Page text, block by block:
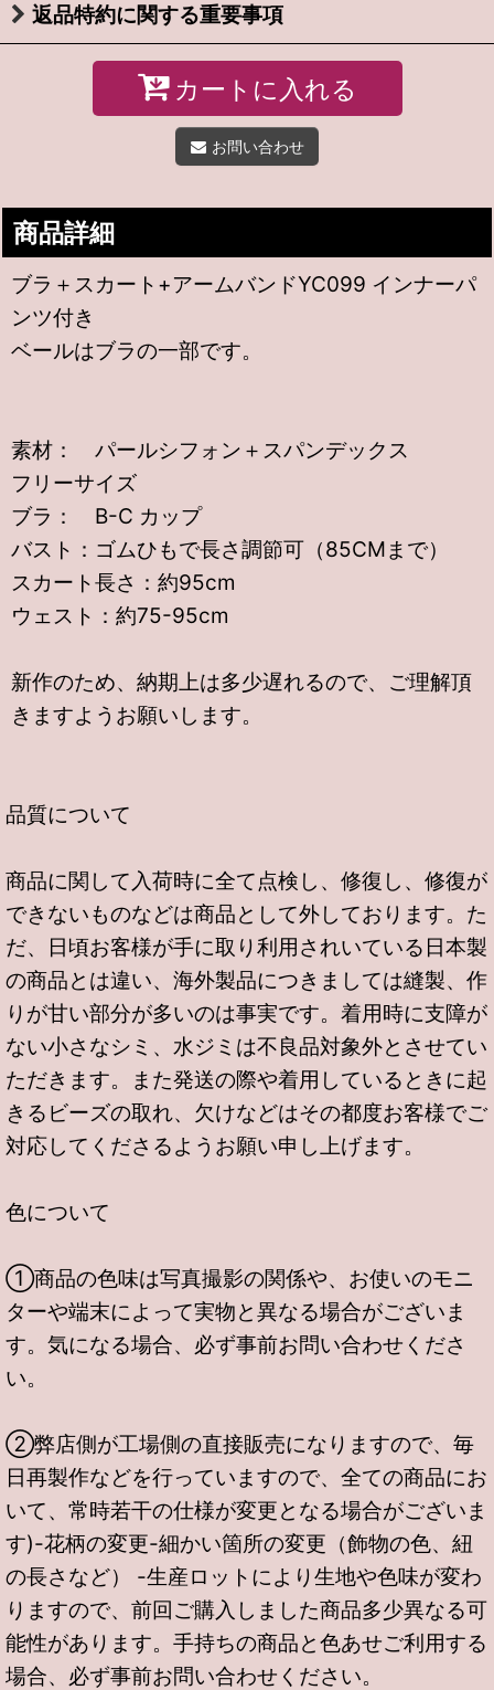
返品特約に関する重要事項
カートに入れる
お問い合わせ
商品詳細
ブラ＋スカート+アームバンドYC099 インナーパ
ンツ付き
ベールはブラの一部です。
素材： パールシフォン＋スパンデックス
フリーサイズ
ブラ： B-C カップ
バスト：ゴムひもで長さ調節可（85CMまで）
スカート長さ：約95cm
ウェスト：約75-95cm
新作のため、納期上は多少遅れるので、ご理解頂
きますようお願いします。
品質について
商品に関して入荷時に全て点検し、修復し、修復が
できないものなどは商品として外しております。た
だ、日頃お客様が手に取り利用されいている日本製
の商品とは違い、海外製品につきましては縫製、作
りが甘い部分が多いのは事実です。着用時に支障が
ない小さなシミ、水ジミは不良品対象外とさせてい
ただきます。また発送の際や着用しているときに起
きるビーズの取れ、欠けなどはその都度お客様でご
対応してくださるようお願い申し上げます。
色について
①商品の色味は写真撮影の関係や、お使いのモニ
ターや端末によって実物と異なる場合がございま
す。気になる場合、必ず事前お問い合わせくださ
い。
②弊店側が工場側の直接販売になりますので、毎
日再製作などを行っていますので、全ての商品にお
いて、常時若干の仕様が変更となる場合がございま
す)-花柄の変更-細かい箇所の変更（飾物の色、紐
の長さなど） -生産ロットにより生地や色味が変わ
りますので、前回ご購入しました商品多少異なる可
能性があります。手持ちの商品と色あせご利用する
場合、必ず事前お問い合わせください。